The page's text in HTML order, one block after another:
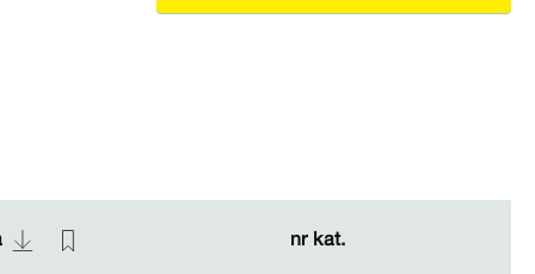
nr kat.
nr kat.